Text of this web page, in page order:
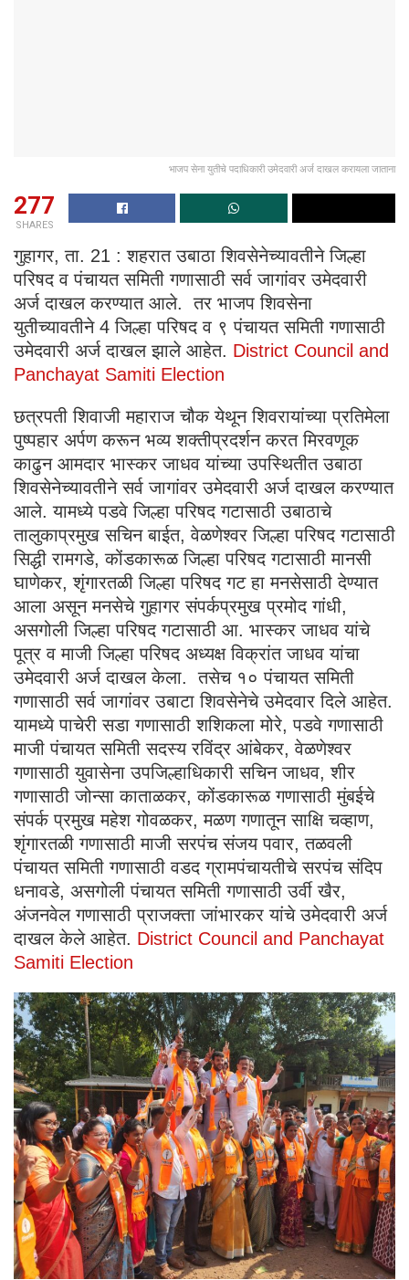
भाजप सेना युतीचे पदाधिकारी उमेदवारी अर्ज दाखल करायला जाताना
277
SHARES
गुहागर, ता. 21 : शहरात उबाठा शिवसेनेच्यावतीने जिल्हा
परिषद व पंचायत समिती गणासाठी सर्व जागांवर उमेदवारी
अर्ज दाखल करण्यात आले. तर भाजप शिवसेना
युतीच्यावतीने 4 जिल्हा परिषद व ९ पंचायत समिती गणासाठी
उमेदवारी अर्ज दाखल झाले आहेत. District Council and
Panchayat Samiti Election
छत्रपती शिवाजी महाराज चौक येथून शिवरायांच्या प्रतिमेला
पुष्पहार अर्पण करून भव्य शक्तीप्रदर्शन करत मिरवणूक
काढुन आमदार भास्कर जाधव यांच्या उपस्थितीत उबाठा
शिवसेनेच्यावतीने सर्व जागांवर उमेदवारी अर्ज दाखल करण्यात
आले. यामध्ये पडवे जिल्हा परिषद गटासाठी उबाठाचे
तालुकाप्रमुख सचिन बाईत, वेळणेश्वर जिल्हा परिषद गटासाठी
सिद्धी रामगडे, कोंडकारूळ जिल्हा परिषद गटासाठी मानसी
घाणेकर, शृंगारतळी जिल्हा परिषद गट हा मनसेसाठी देण्यात
आला असून मनसेचे गुहागर संपर्कप्रमुख प्रमोद गांधी,
असगोली जिल्हा परिषद गटासाठी आ. भास्कर जाधव यांचे
पूत्र व माजी जिल्हा परिषद अध्यक्ष विक्रांत जाधव यांचा
उमेदवारी अर्ज दाखल केला. तसेच १० पंचायत समिती
गणासाठी सर्व जागांवर उबाटा शिवसेनेचे उमेदवार दिले आहेत.
यामध्ये पाचेरी सडा गणासाठी शशिकला मोरे, पडवे गणासाठी
माजी पंचायत समिती सदस्य रविंद्र आंबेकर, वेळणेश्वर
गणासाठी युवासेना उपजिल्हाधिकारी सचिन जाधव, शीर
गणासाठी जोन्सा काताळकर, कोंडकारूळ गणासाठी मुंबईचे
संपर्क प्रमुख महेश गोवळकर, मळण गणातून साक्षि चव्हाण,
शृंगारतळी गणासाठी माजी सरपंच संजय पवार, तळवली
पंचायत समिती गणासाठी वडद ग्रामपंचायतीचे सरपंच संदिप
धनावडे, असगोली पंचायत समिती गणासाठी उर्वी खैर,
अंजनवेल गणासाठी प्राजक्ता जांभारकर यांचे उमेदवारी अर्ज
दाखल केले आहेत. District Council and Panchayat
Samiti Election